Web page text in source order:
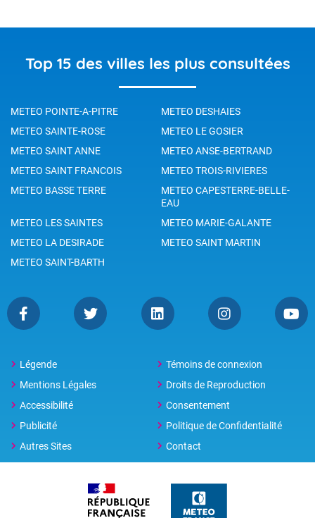
Top 15 des villes les plus consultées
METEO POINTE-A-PITRE
METEO DESHAIES
METEO SAINTE-ROSE
METEO LE GOSIER
METEO SAINT ANNE
METEO ANSE-BERTRAND
METEO SAINT FRANCOIS
METEO TROIS-RIVIERES
METEO BASSE TERRE
METEO CAPESTERRE-BELLE-
EAU
METEO LES SAINTES
METEO MARIE-GALANTE
METEO LA DESIRADE
METEO SAINT MARTIN
METEO SAINT-BARTH
Légende
Témoins de connexion
Mentions Légales
Droits de Reproduction
Accessibilité
Consentement
Publicité
Politique de Confidentialité
Autres Sites
Contact